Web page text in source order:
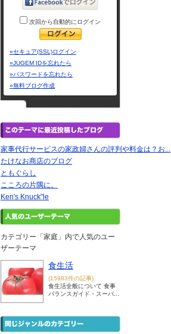
次回から自動的にログイン
»セキュア(SSL)ログイン
»JUGEM IDを忘れたら
»パスワードを忘れたら
»無料ブログ作成
家事代行サービスの家政婦さんの評判や料金は？お...
たけなお商店のブログ
ともぐらし
こころの片隅に。
Ken's Knuck"le
カテゴリー「家庭」内で人気のユー
ザーテーマ
食生活
(15983件の記事)
食生活全般について 食事
バランスガイド・スーパ...